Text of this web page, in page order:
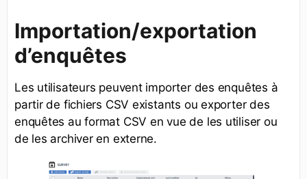
Importation/exportation
d’enquêtes
Les utilisateurs peuvent importer des enquêtes à
partir de fichiers CSV existants ou exporter des
enquêtes au format CSV en vue de les utiliser ou
de les archiver en externe.